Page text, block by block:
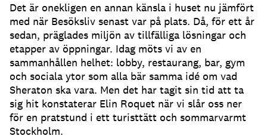
Det är onekligen en annan känsla i huset nu jämfört
med när Besöksliv senast var på plats. Då, för ett år
sedan, präglades miljön av tillfälliga lösningar och
etapper av öppningar. Idag möts vi av en
sammanhållen helhet: lobby, restaurang, bar, gym
och sociala ytor som alla bär samma idé om vad
Sheraton ska vara. Men det har tagit sin tid att ta
sig hit konstaterar Elin Roquet när vi slår oss ner
för en pratstund i ett turisttätt och sommarvarmt
Stockholm.